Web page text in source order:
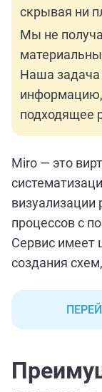
скрывая ни
Мы не
Наша задача
подходящее
Miro — это
процессов с
Сервис имеет
создания